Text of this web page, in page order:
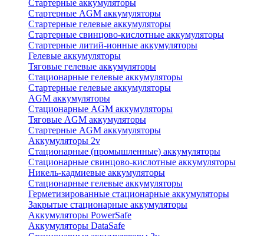
Стартерные аккумуляторы
Стартерные AGM аккумуляторы
Стартерные гелевые аккумуляторы
Стартерные свинцово-кислотные аккумуляторы
Стартерные литий-ионные аккумуляторы
Гелевые аккумуляторы
Тяговые гелевые аккумуляторы
Стационарные гелевые аккумуляторы
Стартерные гелевые аккумуляторы
AGM аккумуляторы
Стационарные AGM аккумуляторы
Тяговые AGM аккумуляторы
Стартерные AGM аккумуляторы
Аккумуляторы 2v
Стационарные (промышленные) аккумуляторы
Стационарные свинцово-кислотные аккумуляторы
Никель-кадмиевые аккумуляторы
Стационарные гелевые аккумуляторы
Герметизированные стационарные аккумуляторы
Закрытые стационарные аккумуляторы
Аккумуляторы PowerSafe
Аккумуляторы DataSafe